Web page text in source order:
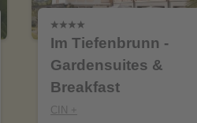
Im Tiefenbrunn -
Gardensuites &
Breakfast
CIN +